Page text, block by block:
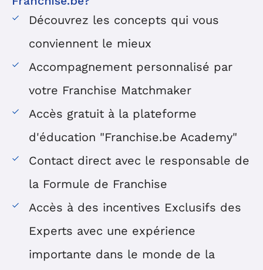
Découvrez les concepts qui vous
conviennent le mieux
Accompagnement personnalisé par
votre Franchise Matchmaker
Accès gratuit à la plateforme
d'éducation "Franchise.be Academy"
Contact direct avec le responsable de
la Formule de Franchise
Accès à des incentives Exclusifs des
Experts avec une expérience
importante dans le monde de la